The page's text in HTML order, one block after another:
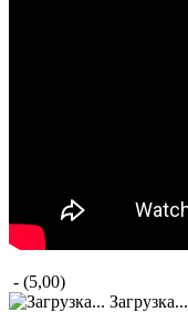
- (5,00)
Загрузка...